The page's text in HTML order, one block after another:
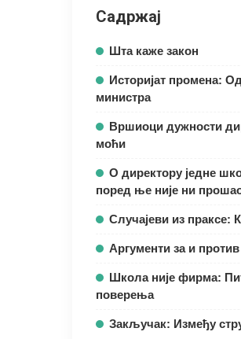
Садржај
Шта каже закон
Историјат промена:
министра
Вршиоци дужности
моћи
О директору једне
поред ње није ни
Случајеви из праксе:
Аргументи за и
Школа није фирма:
поверења
Закључак: Између